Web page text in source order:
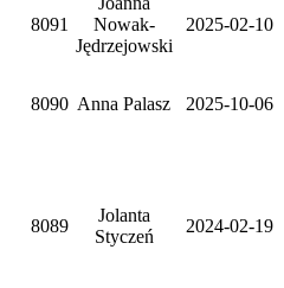
8091
Nowak-
Jędrzejowski
2025-02-10
8090 Anna Palasz 2025-10-06
8089
Jolanta
Styczeń
2024-02-19